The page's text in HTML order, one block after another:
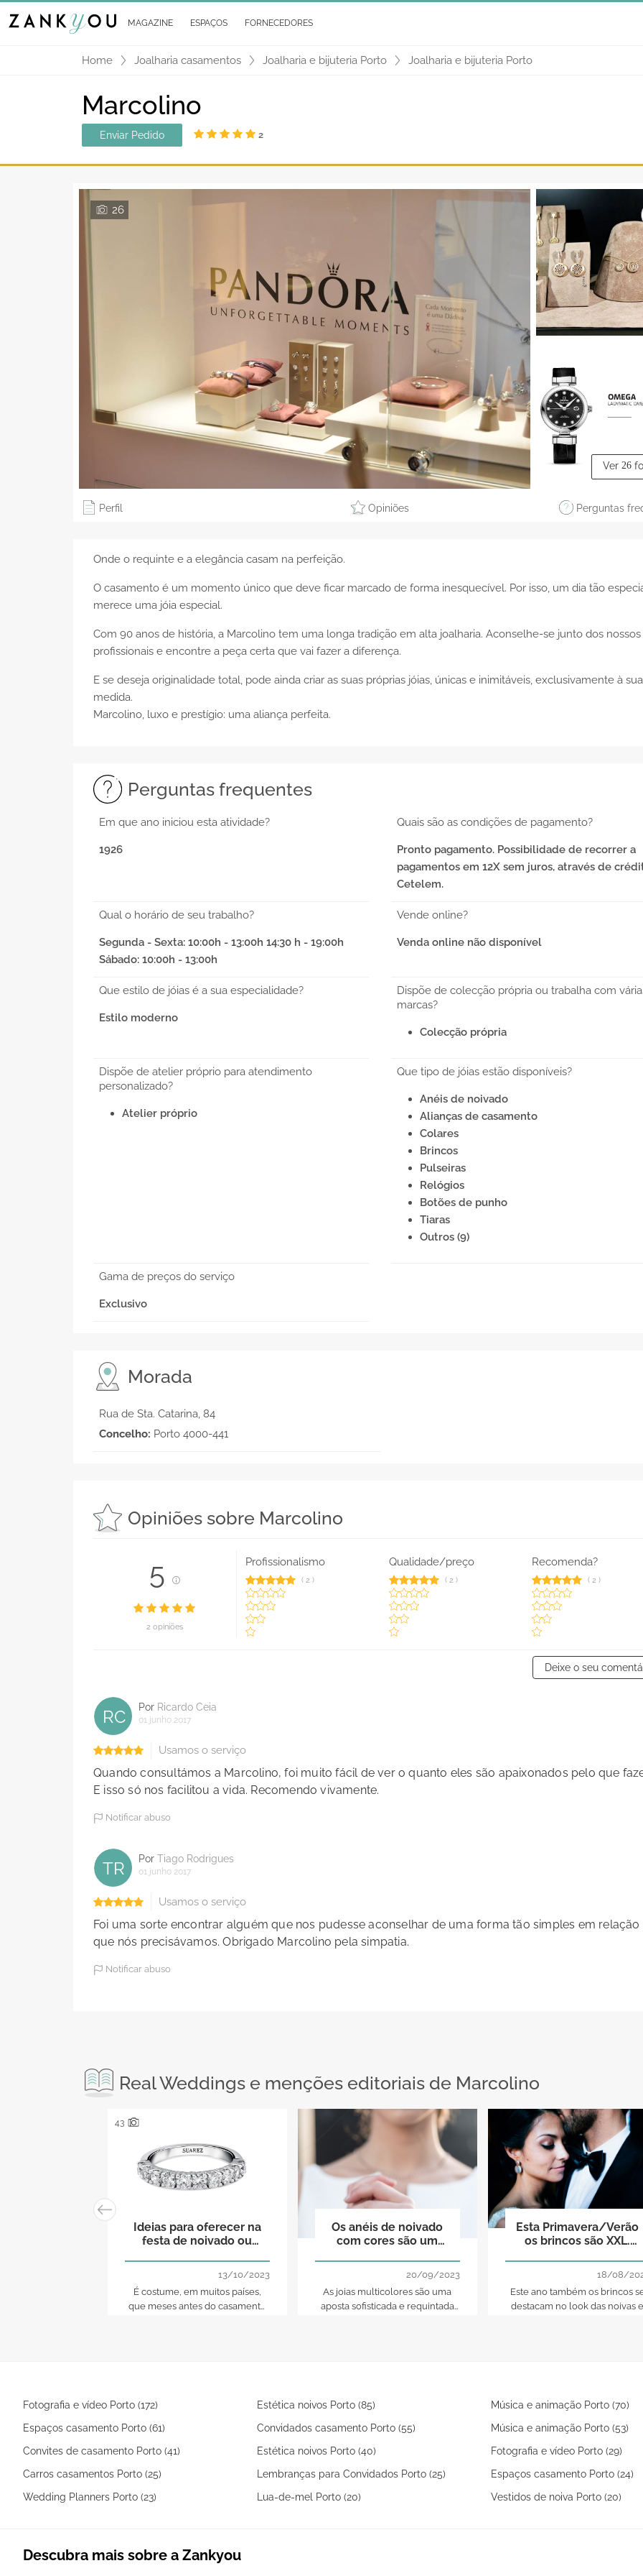
MAGAZINE ESPAÇOS FORNECEDORES
Home Joalharia casamentos Joalharia e bijuteria Porto Joalharia e bijuteria Porto
Marcolino
Enviar Pedido 2
26
Ver 26
Perfil Opiniões Perguntas
Onde o requinte e a elegância casam na perfeição.
O casamento é um momento único que deve ficar marcado de forma inesquecível. Por isso, um dia tão
merece uma jóia especial.
Com 90 anos de história, a Marcolino tem uma longa tradição em alta joalharia. Aconselhe-se junto dos nossos
profissionais e encontre a peça certa que vai fazer a diferença.
E se deseja originalidade total, pode ainda criar as suas próprias jóias, únicas e inimitáveis, exclusivamente à sua
medida.
Marcolino, luxo e prestígio: uma aliança perfeita.
Perguntas frequentes
Em que ano iniciou esta atividade?
1926
Quais são as condições de pagamento?
Pronto pagamento. Possibilidade de recorrer a
pagamentos em 12X sem juros, através de
Cetelem.
Qual o horário de seu trabalho?
Segunda - Sexta: 10:00h - 13:00h 14:30 h - 19:00h
Sábado: 10:00h - 13:00h
Vende online?
Venda online não disponível
Que estilo de jóias é a sua especialidade?
Estilo moderno
Dispõe de colecção própria ou trabalha com
marcas?
Colecção própria
Dispõe de atelier próprio para atendimento
personalizado?
Atelier próprio
Que tipo de jóias estão disponíveis?
Anéis de noivado
Alianças de casamento
Colares
Brincos
Pulseiras
Relógios
Botões de punho
Tiaras
Outros (9)
Gama de preços do serviço
Exclusivo
Morada
Rua de Sta. Catarina, 84
Concelho: Porto 4000-441
Opiniões sobre Marcolino
5
2 opiniões
Profissionalismo
(2 )
Qualidade/preço
(2 )
Recomenda?
( 2)
Deixe o seu
RC Por Ricardo Ceia
01 junho 2017
Usamos o serviço
Quando consultámos a Marcolino, foi muito fácil de ver o quanto eles são apaixonados pelo que
E isso só nos facilitou a vida. Recomendo vivamente.
Notificar abuso
TR Por Tiago Rodrigues
01 junho 2017
Usamos o serviço
Foi uma sorte encontrar alguém que nos pudesse aconselhar de uma forma tão simples em relação
que nós precisávamos. Obrigado Marcolino pela simpatia.
Notificar abuso
Real Weddings e menções editoriais de Marcolino
Ideias para oferecer na
festa de noivado ou
13/10/2023
É costume, em muitos países,
que meses antes do casamento
43
Os anéis de noivado
com cores são um
20/09/2023
As joias multicolores são uma
aposta sofisticada e requintada
Esta Primavera/Verão
os brincos são XXL.
18/08/
Este ano também os brincos
destacam no look das noivas e
Fotografia e vídeo Porto (172) Estética noivos Porto (85)
Música e animação Porto (70)
Espaços casamento Porto (61)
Convidados casamento Porto (55)
Música e animação Porto (53)
Convites de casamento Porto (41)
Estética noivos Porto (40)
Fotografia e vídeo Porto (29)
Carros casamentos Porto (25)
Lembranças para Convidados Porto (25)
Espaços casamento Porto (24)
Wedding Planners Porto (23)
Lua-de-mel Porto (20) Vestidos de noiva Porto (20)
Descubra mais sobre a Zankyou